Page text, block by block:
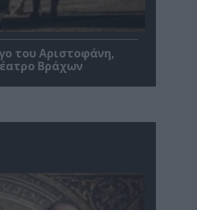
του Αριστοφάνη,
Βράχων